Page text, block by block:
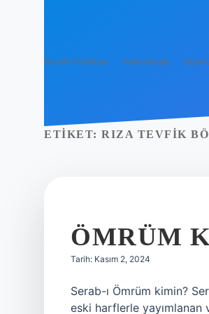
Gizlilik Politikası Hakkımızda Yasal
ETIKET: RIZA TEVFIK
ÖMRÜM
Tarih: Kasım 2, 2024
Serab-ı Ömrüm kimin?
eski harflerle yayımlanan